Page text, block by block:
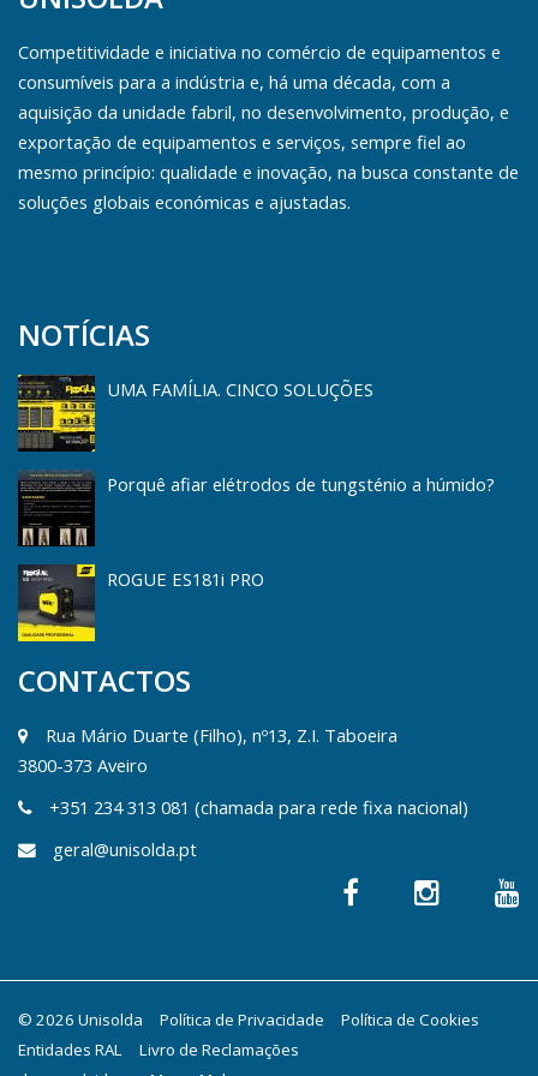
Competitividade e iniciativa no comércio de equipamentos e
consumíveis para a indústria e, há uma década, com a
aquisição da unidade fabril, no desenvolvimento, produção, e
exportação de equipamentos e serviços, sempre fiel ao
mesmo princípio: qualidade e inovação, na busca constante de
soluções globais económicas e ajustadas.
NOTÍCIAS
UMA FAMÍLIA. CINCO SOLUÇÕES
Porquê afiar elétrodos de tungsténio a húmido?
ROGUE ES181i PRO
CONTACTOS
Rua Mário Duarte (Filho), nº13, Z.I. Taboeira
3800-373 Aveiro
+351 234 313 081 (chamada para rede fixa nacional)
geral@unisolda.pt
© 2026 Unisolda Política de Privacidade
Política de Cookies
Entidades RAL
Livro de Reclamações